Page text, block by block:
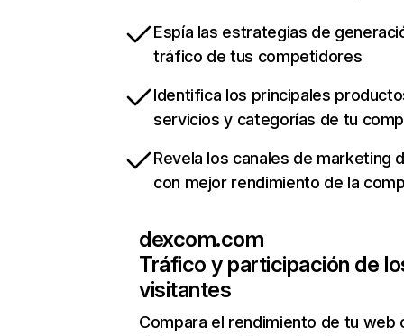
Espía las estrategias de
tráfico de tus competidores
Identifica los principales
servicios y categorías de tu
Revela los canales de marketing
con mejor rendimiento de la
dexcom.com
Tráfico y participación de
visitantes
Compara el rendimiento de tu web